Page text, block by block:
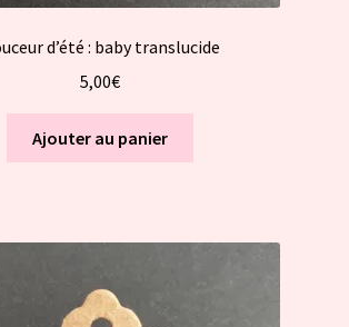
d’été : baby translucide
5,00€
Ajouter au panier